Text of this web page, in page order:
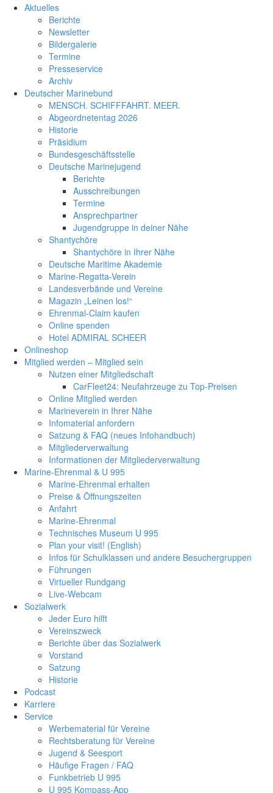
Aktuelles
Berichte
Newsletter
Bildergalerie
Termine
Presseservice
Archiv
Deutscher Marinebund
MENSCH. SCHIFFFAHRT. MEER.
Abgeordnetentag 2026
Historie
Präsidium
Bundesgeschäftsstelle
Deutsche Marinejugend
Berichte
Ausschreibungen
Termine
Ansprechpartner
Jugendgruppe in deiner Nähe
Shantychöre
Shantychöre in Ihrer Nähe
Deutsche Maritime Akademie
Marine-Regatta-Verein
Landesverbände und Vereine
Magazin „Leinen los!“
Ehrenmal-Claim kaufen
Online spenden
Hotel ADMIRAL SCHEER
Onlineshop
Mitglied werden – Mitglied sein
Nutzen einer Mitgliedschaft
CarFleet24: Neufahrzeuge zu Top-Preisen
Online Mitglied werden
Marineverein in Ihrer Nähe
Infomaterial anfordern
Satzung & FAQ (neues Infohandbuch)
Mitgliederverwaltung
Informationen der Mitgliederverwaltung
Marine-Ehrenmal & U 995
Marine-Ehrenmal erhalten
Preise & Öffnungszeiten
Anfahrt
Marine-Ehrenmal
Technisches Museum U 995
Plan your visit! (English)
Infos für Schulklassen und andere Besuchergruppen
Führungen
Virtueller Rundgang
Live-Webcam
Sozialwerk
Jeder Euro hilft
Vereinszweck
Berichte über das Sozialwerk
Vorstand
Satzung
Historie
Podcast
Karriere
Service
Werbematerial für Vereine
Rechtsberatung für Vereine
Jugend & Seesport
Häufige Fragen / FAQ
Funkbetrieb U 995
U 995 Kompass-App